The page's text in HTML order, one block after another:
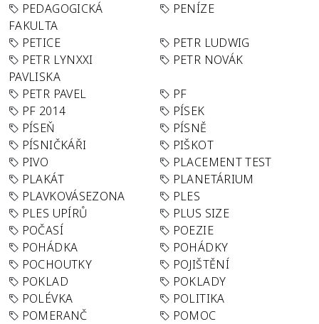
PEDAGOGICKÁ
FAKULTA
PENÍZE
PETICE
PETR LUDWIG
PETR LYNXXI
PAVLISKA
PETR NOVÁK
PETR PAVEL
PF
PF 2014
PÍSEK
PÍSEŇ
PÍSNĚ
PÍSNIČKÁŘI
PIŠKOT
PIVO
PLACEMENT TEST
PLAKÁT
PLANETÁRIUM
PLAVKOVÁSEZONA
PLES
PLES UPÍRŮ
PLUS SIZE
POČASÍ
POEZIE
POHÁDKA
POHÁDKY
POCHOUTKY
POJIŠTĚNÍ
POKLAD
POKLADY
POLÉVKA
POLITIKA
POMERANČ
POMOC